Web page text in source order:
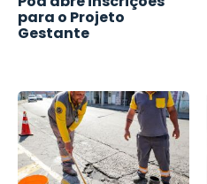
para o Projeto
Gestante